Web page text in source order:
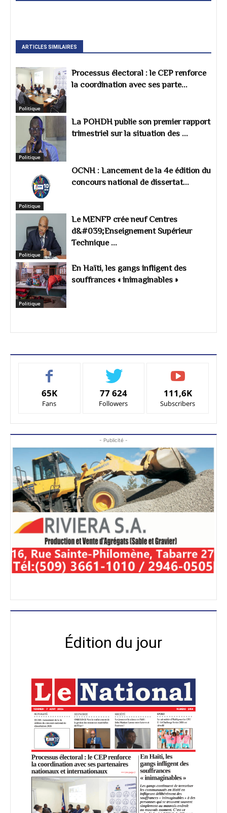
ARTICLES SIMILAIRES
Politique
Processus électoral : le CEP renforce
la coordination avec ses parte...
Politique
La POHDH publie son premier rapport
trimestriel sur la situation des ...
Politique
OCNH : Lancement de la 4e édition du
concours national de dissertat...
Politique
Le MENFP crée neuf Centres
d&#039;Enseignement Supérieur
Technique ...
Politique
En Haïti, les gangs infligent des
souffrances « inimaginables »
65K
Fans
77 624
Followers
111,6K
Subscribers
- Publicité -
Édition du jour